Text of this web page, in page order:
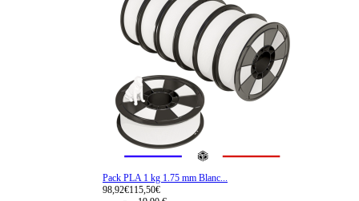
Pack PLA 1 kg 1.75 mm Blanc...
98,92€115,50€